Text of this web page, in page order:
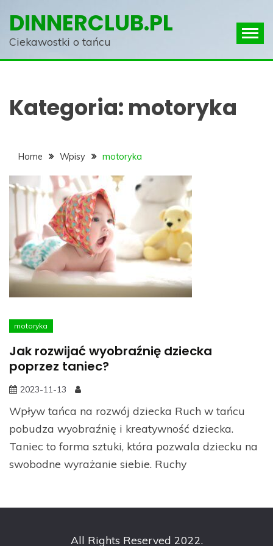
content
DINNERCLUB.PL
Ciekawostki o tańcu
Kategoria: motoryka
Home Wpisy motoryka
motoryka
Jak rozwijać wyobraźnię dziecka
poprzez taniec?
2023-11-13
Wpływ tańca na rozwój dziecka Ruch w tańcu
pobudza wyobraźnię i kreatywność dziecka.
Taniec to forma sztuki, która pozwala dziecku na
swobodne wyrażanie siebie. Ruchy
All Rights Reserved 2022.